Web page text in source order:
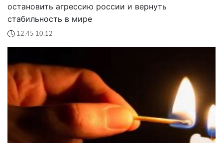
остановить агрессию россии и вернуть
стабильность в мире
12:45 10.12